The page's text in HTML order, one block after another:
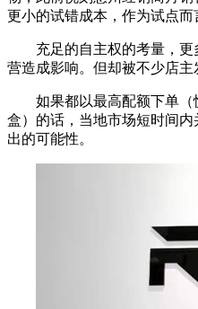
更小的试错成本，作为试点而
充足的自主权的考量，
营造成影响。但却被不少店
如果都以最高配额下单
盒）的话，当地市场短时间
出的可能性。